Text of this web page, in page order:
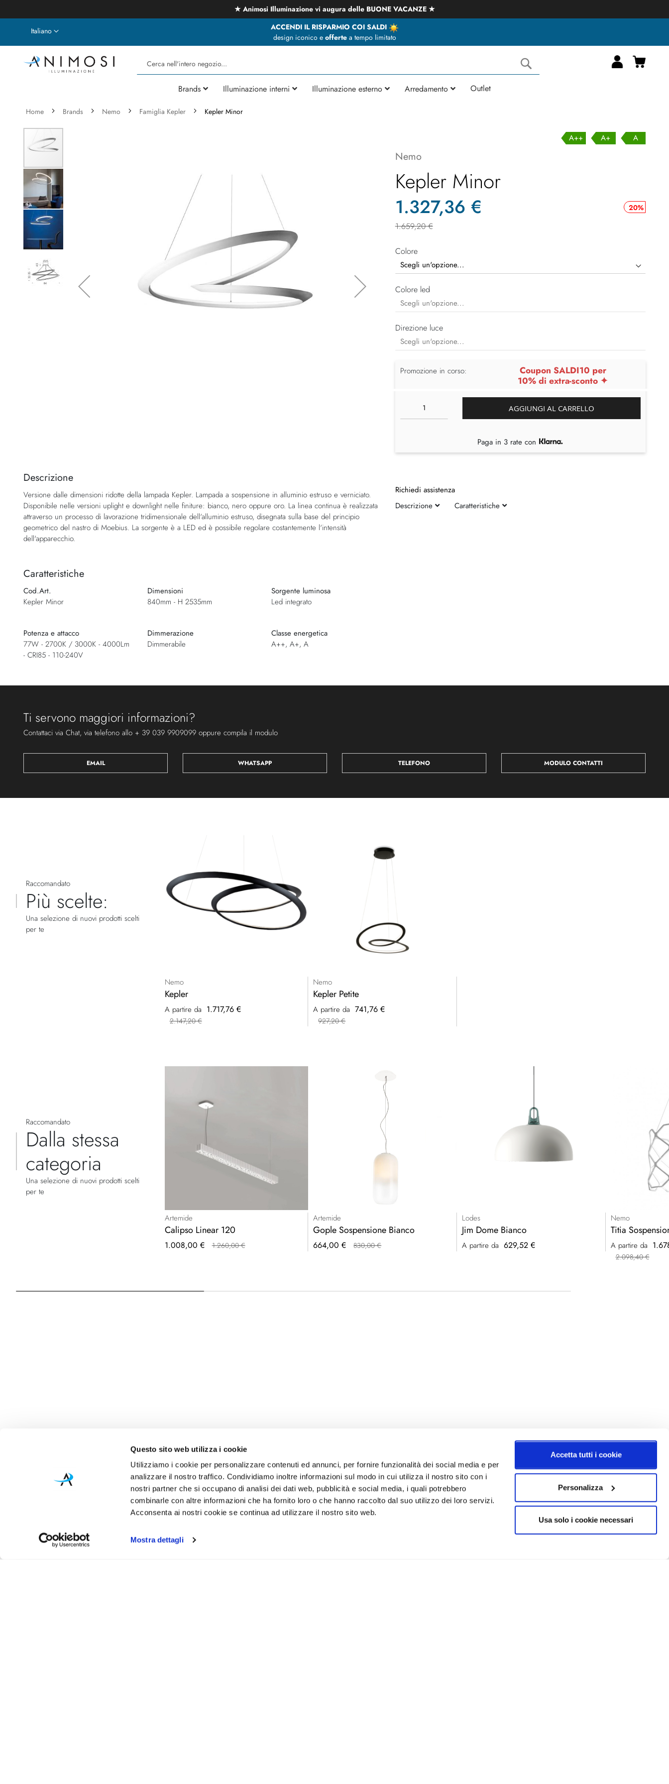
Questo sito web utilizza i cookie
Utilizziamo i cookie per personalizzare contenuti ed annunci, per fornire funzionalità dei social media e per
analizzare il nostro traffico. Condividiamo inoltre informazioni sul modo in cui utilizza il nostro sito con i
nostri partner che si occupano di analisi dei dati web, pubblicità e social media, i quali potrebbero
combinarle con altre informazioni che ha fornito loro o che hanno raccolto dal suo utilizzo dei loro servizi.
Acconsenta ai nostri cookie se continua ad utilizzare il nostro sito web.
Mostra dettagli
Accetta tutti i cookie
Personalizza
Usa solo i cookie necessari
★ Animosi Illuminazione vi augura delle BUONE VACANZE ★
ACCENDI IL RISPARMIO COI SALDI
design iconico e offertea tempo limitato
Lingua
Italiano
Cerca Cerca
Carrello
Brands Illuminazione interni Illuminazione esterno Arredamento Outlet
Home Brands Nemo Famiglia Kepler Kepler Minor
Vai
fine
galleria
di
immagini
della
di
immagini
Descrizione
Versione dalle dimensioni ridotte della lampada Kepler. Lampada a sospensione in alluminio estruso e verniciato.
Disponibile nelle versioni uplight e downlight nelle finiture: bianco, nero oppure oro. La linea continua è realizzata
attraverso un processo di lavorazione tridimensionale dell'alluminio estruso, disegnata sulla base del principio
geometrico del nastro di Moebius. La sorgente è a LED ed è possibile regolare costantemente l'intensità
dell'apparecchio.
Caratteristiche
Cod.Art.
Kepler Minor
Dimensioni
840mm - H 2535mm
Sorgente luminosa
Led integrato
Potenza e attacco
77W - 2700K / 3000K - 4000Lm
- CRI85 - 110-240V
Dimmerazione
Dimmerabile
Classe energetica
A++, A+, A
A++ A+ A
Nemo
Kepler Minor
20%
1.327,36 €
1.659,20 €
Colore
Colore led
Direzione luce
Promozione in corso:
Coupon SALDI10 per
10% di extra-sconto ✦
AGGIUNGI AL CARRELLO
Paga in 3 rate con
Richiedi assistenza
Descrizione
Caratteristiche
Ti servono maggiori informazioni?
Contattaci via Chat, via telefono allo + 39 039 9909099 oppure compila il modulo
EMAIL WHATSAPP TELEFONO MODULO CONTATTI
Raccomandato
Più scelte:
Una selezione di nuovi prodotti scelti
per te
Nemo
Kepler
A partire da 1.717,76 €
2.147,20 €
Nemo
Kepler Petite
A partire da 741,76 €
927,20 €
Raccomandato
Dalla stessa
categoria
Una selezione di nuovi prodotti scelti
per te
Artemide
Calipso Linear 120
Prezzo
1.008,00 € 1.260,00 €
Artemide
Gople Sospensione Bianco
Prezzo
664,00 € 830,00 €
Lodes
Jim Dome Bianco
A partire da 629,52 €
Nemo
Titia
A partire da
2.098,40 €